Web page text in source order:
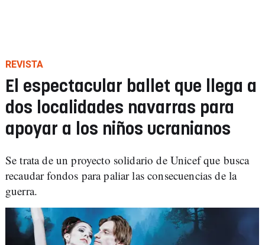
REVISTA
El espectacular ballet que llega a
dos localidades navarras para
apoyar a los niños ucranianos
Se trata de un proyecto solidario de Unicef que busca
recaudar fondos para paliar las consecuencias de la
guerra.